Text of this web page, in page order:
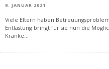
9. JANUAR 2021
Viele Eltern haben
Entlastung bringt für sie nun die
Kranke...